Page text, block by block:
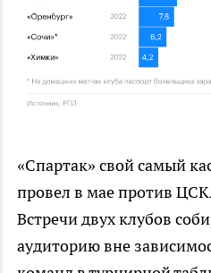
«Спартак» свой самый
провел в мае против
Встречи двух клубов
аудиторию вне